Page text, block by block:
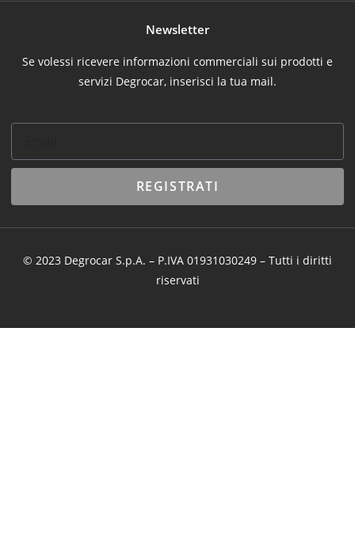
Newsletter
Se volessi ricevere informazioni commerciali sui prodotti e
servizi Degrocar, inserisci la tua mail.
REGISTRATI
© 2023 Degrocar S.p.A. – P.IVA 01931030249 – Tutti i diritti
riservati